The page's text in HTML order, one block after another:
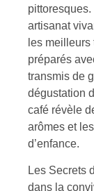
artisanat
les
préparés
transmis de
dégustation
café révèle
arômes et
d’enfance.
Les Secrets
dans la